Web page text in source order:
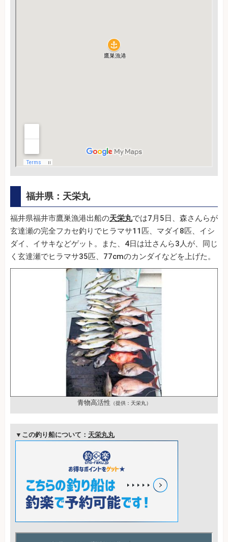
福井県：天栄丸
福井県福井市鷹巣漁港出船の天栄丸では7月5日、森さんらが
玄達瀬の完全フカセ釣りでヒラマサ11匹、マダイ8匹、イシ
ダイ、イサキなどゲット。また、4日は辻さんら3人が、同じ
く玄達瀬でヒラマサ35匹、77cmのカンダイなどを上げた。
青物高活性 （提供：天栄丸）
▼この釣り船について： 天栄丸丸